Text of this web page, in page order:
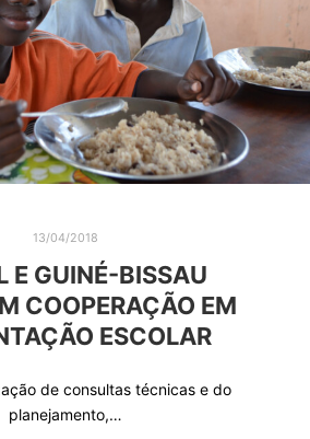
13/04/2018
E GUINÉ-BISSAU
COOPERAÇÃO EM
ESCOLAR
de consultas técnicas e do
planejamento,…